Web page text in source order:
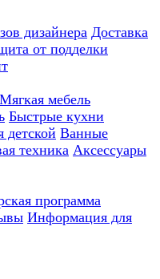
дизайнера Доставка
от подделки
Мягкая мебель
Быстрые кухни
детской Ванные
техника Аксессуары
программа
Информация для